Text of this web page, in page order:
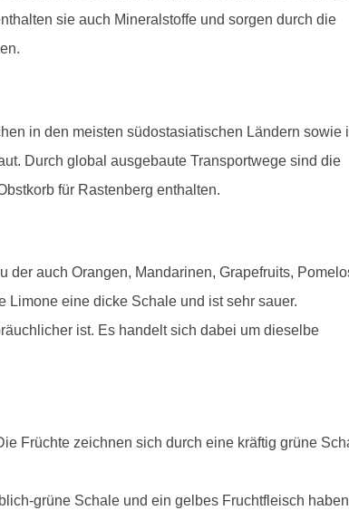
sie auch Mineralstoffe und sorgen durch die
in den meisten südostasiatischen Ländern sowie
Durch global ausgebaute Transportwege sind die
für Rastenberg enthalten.
der auch Orangen, Mandarinen, Grapefruits,
Limone eine dicke Schale und ist sehr sauer.
ist. Es handelt sich dabei um dieselbe
Früchte zeichnen sich durch eine kräftig grüne
grüne Schale und ein gelbes Fruchtfleisch